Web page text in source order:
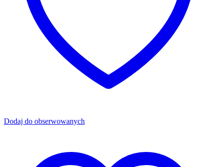
Dodaj do obserwowanych